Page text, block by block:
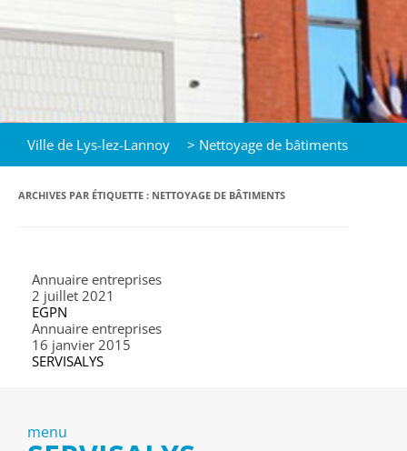
Ville de Lys-lez-Lannoy > Nettoyage de bâtiments
ARCHIVES PAR ÉTIQUETTE : NETTOYAGE DE BÂTIMENTS
Annuaire entreprises
2 juillet 2021
EGPN
Annuaire entreprises
16 janvier 2015
SERVISALYS
menu